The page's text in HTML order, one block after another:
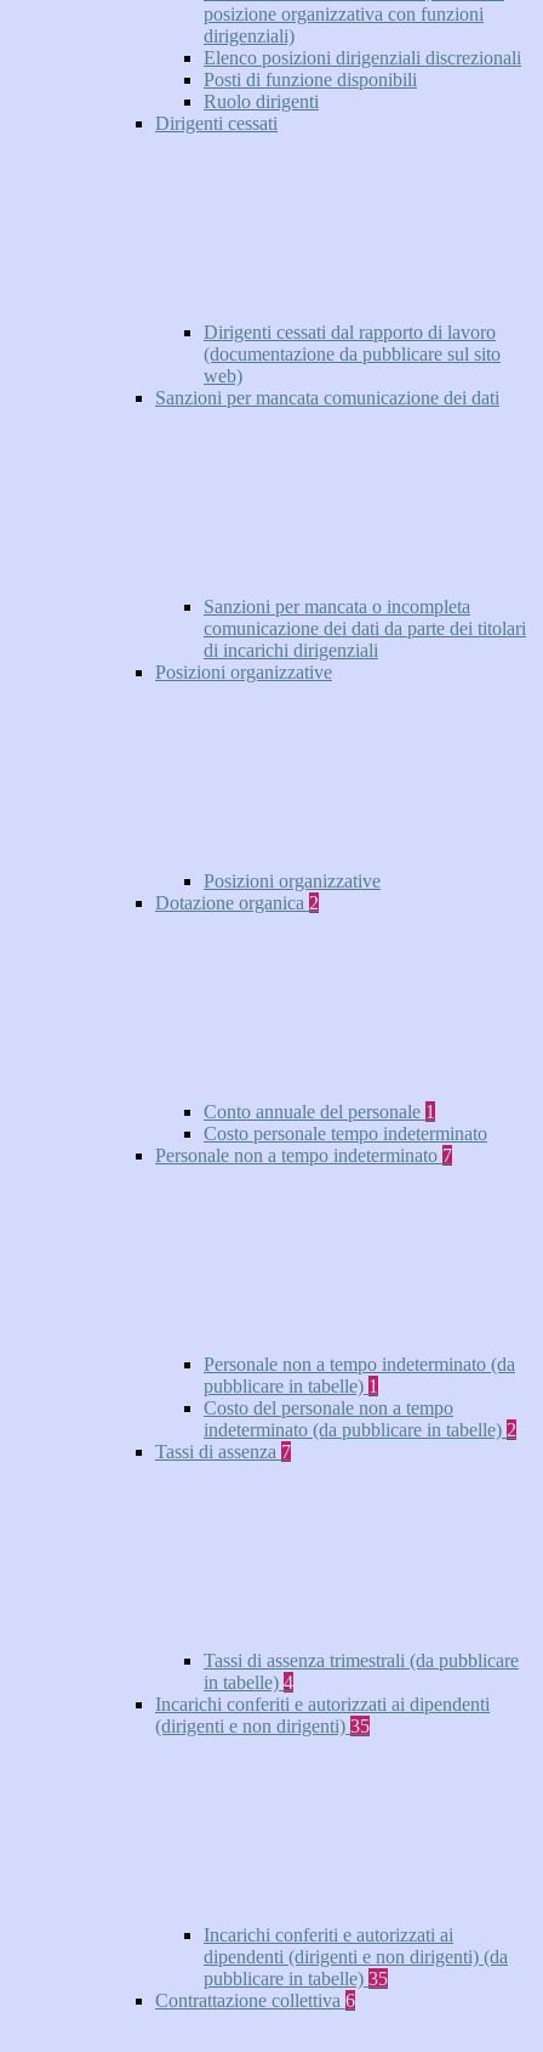
posizione organizzativa con funzioni
dirigenziali)
Elenco posizioni dirigenziali discrezionali
Posti di funzione disponibili
Ruolo dirigenti
Dirigenti cessati
Dirigenti cessati dal rapporto di lavoro
(documentazione da pubblicare sul sito
web)
Sanzioni per mancata comunicazione dei dati
Sanzioni per mancata o incompleta
comunicazione dei dati da parte dei titolari
di incarichi dirigenziali
Posizioni organizzative
Posizioni organizzative
Dotazione organica 2
Conto annuale del personale 1
Costo personale tempo indeterminato
Personale non a tempo indeterminato 7
Personale non a tempo indeterminato (da
pubblicare in tabelle) 1
Costo del personale non a tempo
indeterminato (da pubblicare in tabelle) 2
Tassi di assenza 7
Tassi di assenza trimestrali (da pubblicare
in tabelle) 4
Incarichi conferiti e autorizzati ai dipendenti
(dirigenti e non dirigenti) 35
Incarichi conferiti e autorizzati ai
dipendenti (dirigenti e non dirigenti) (da
pubblicare in tabelle) 35
Contrattazione collettiva 6